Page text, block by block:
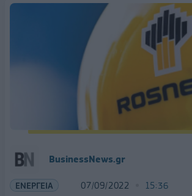
BusinessNews.gr
ΕΝΕΡΓΕΙΑ 07/09/2022 15:36